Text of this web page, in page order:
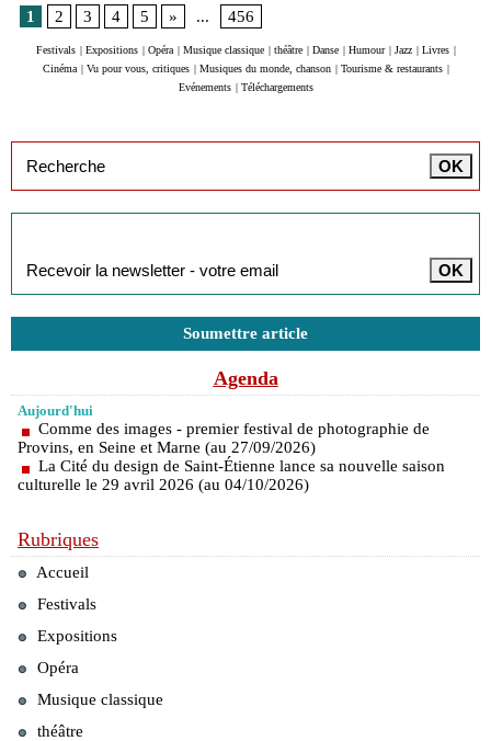
1
2 3 4 5 » ... 456
Festivals | Expositions | Opéra | Musique classique | théâtre | Danse | Humour | Jazz | Livres |
Cinéma | Vu pour vous, critiques | Musiques du monde, chanson | Tourisme & restaurants |
Evénements | Téléchargements
Soumettre article
Agenda
Aujourd'hui
Comme des images - premier festival de photographie de
Provins, en Seine et Marne (au 27/09/2026)
La Cité du design de Saint-Étienne lance sa nouvelle saison
culturelle le 29 avril 2026 (au 04/10/2026)
Rubriques
Accueil
Festivals
Expositions
Opéra
Musique classique
théâtre